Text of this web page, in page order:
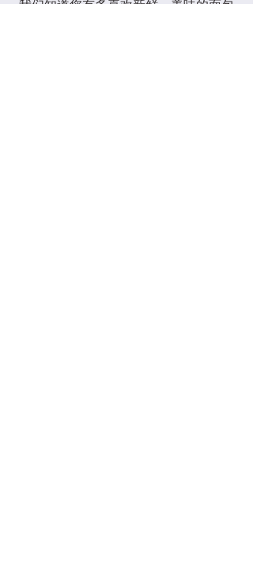
我们知道您有多喜欢新鲜、美味的面包